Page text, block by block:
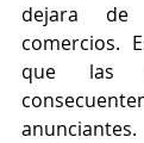
dejara
comercios.
que las
anunciantes.